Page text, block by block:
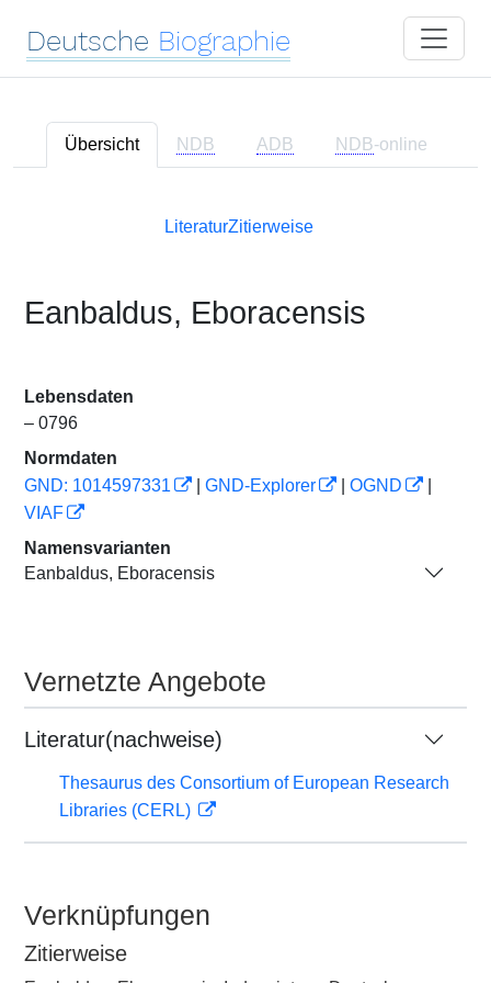
Deutsche Biographie
Übersicht NDB ADB NDB-online
LiteraturZitierweise
Eanbaldus, Eboracensis
Lebensdaten
– 0796
Normdaten
GND: 1014597331
GND-Explorer OGND
VIAF
Namensvarianten
Eanbaldus, Eboracensis
Vernetzte Angebote
Literatur(nachweise)
Thesaurus des Consortium of European Research
Libraries (CERL)
Verknüpfungen
Zitierweise